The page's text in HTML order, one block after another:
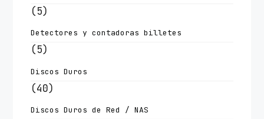
(5)
Detectores y contadoras billetes
(5)
Discos Duros
(40)
Discos Duros de Red / NAS